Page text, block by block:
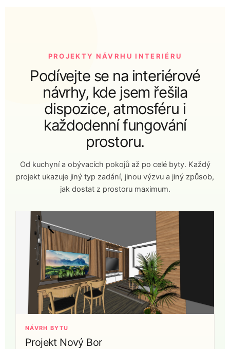
PROJEKTY NÁVRHU INTERIÉRU
Podívejte se na interiérové
návrhy, kde jsem řešila
dispozice, atmosféru i
každodenní fungování
prostoru.
Od kuchyní a obývacích pokojů až po celé byty. Každý
projekt ukazuje jiný typ zadání, jinou výzvu a jiný způsob,
jak dostat z prostoru maximum.
NÁVRH BYTU
Projekt Nový Bor